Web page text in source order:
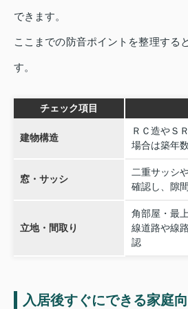
できます。
ここまでの防音ポイントを整理する
す。
チェック項目
建物構造
ＲＣ造やＳ
場合は築年
窓・サッシ
二重サッシ
確認し、隙
立地・間取り
角部屋・最
線道路や線
認
入居後すぐにできる家庭